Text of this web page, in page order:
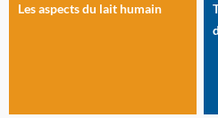
Les aspects du lait humain